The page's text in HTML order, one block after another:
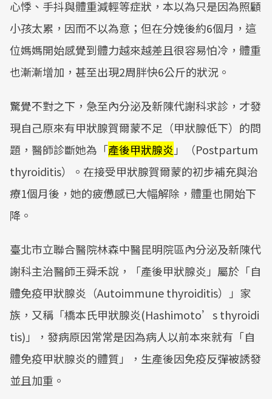
心悸、手抖與體重減輕等症狀，本以為只是因為照顧
小孩太累，因而不以為意；但在分娩後約6個月，這
位媽媽開始感覺到體力越來越差且很容易怕冷，體重
也漸漸增加，甚至出現2周胖快6公斤的狀況。
驚覺不對之下，急至內分泌及新陳代謝科求診，才發
現自己原來有甲狀腺賀爾蒙不足（甲狀腺低下）的問
題，醫師診斷她為「產後甲狀腺炎 」（Postpartum
thyroiditis）。在接受甲狀腺賀爾蒙的初步補充與治
療1個月後，她的疲憊感已大幅解除，體重也開始下
降。
臺北市立聯合醫院林森中醫昆明院區內分泌及新陳代
謝科主治醫師王舜禾說，「產後甲狀腺炎」屬於「自
體免疫甲狀腺炎（Autoimmune thyroiditis）」家
族，又稱「橋本氏甲狀腺炎(Hashimoto’s thyroidi
tis)」，發病原因常常是因為病人以前本來就有「自
體免疫甲狀腺炎的體質」，生產後因免疫反彈被誘發
並且加重。